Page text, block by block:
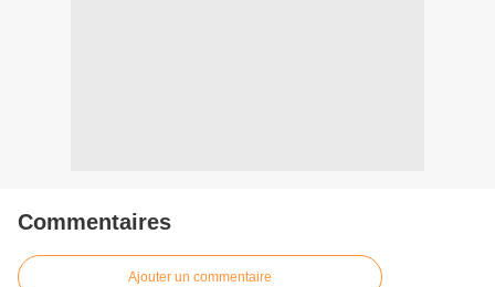
Commentaires
Ajouter un commentaire